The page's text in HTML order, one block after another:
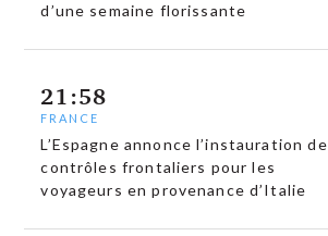
d’une semaine florissante
21:58
FRANCE
L’Espagne annonce l’instauration de
contrôles frontaliers pour les
voyageurs en provenance d’Italie